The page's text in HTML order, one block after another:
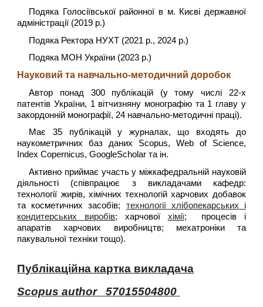
Подяка Голосіївської районної в м. Києві державної
адміністрації (2019 р.)
Подяка Ректора НУХТ (2021 р., 2024 р.)
Подяка МОН України (2023 р.)
Науковий та навчально-методичний доробок
Автор понад 300 публікацій (у тому числі 22-х
патентів України, 1 вітчизняну монографію та 1 главу у
закордонній монографії, 24 навчально-методичні праці).
Має 35 публікацій у журналах, що входять до
наукометричних баз даних Scopus, Web of Science,
Index Copernicus, GoogleScholar та ін.
Активно приймає участь у міжкафедральній науковій
діяльності (співпрацює з викладачами кафедр:
технології жирів, хімічних технологій харчових добавок
та косметичних засобів; технології хлібопекарських і
кондитерських виробів; харчової хімії; процесів і
апаратів харчових виробництв; мехатроніки та
пакувальної техніки тощо).
Публікаційна картка викладача
Scopus author
57015504800